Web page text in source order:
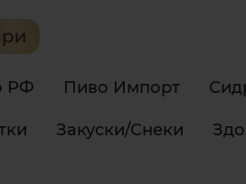
РФ Пиво Импорт
Закуски/Снеки